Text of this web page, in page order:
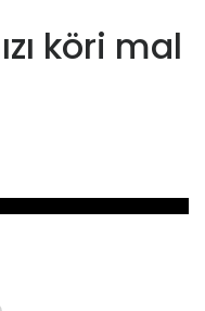
köri mal